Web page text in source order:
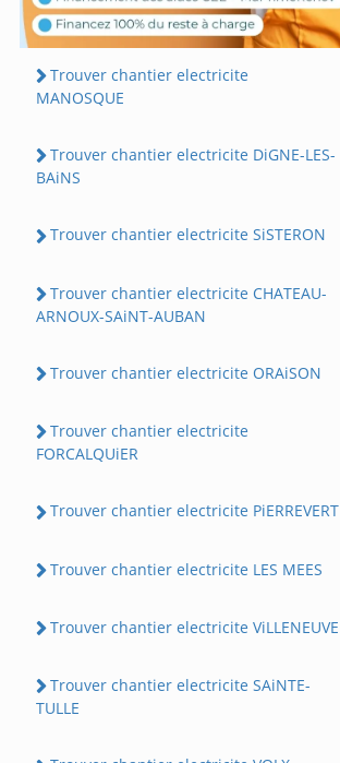
Trouver chantier electricite
MANOSQUE
Trouver chantier electricite DiGNE-LES-
BAiNS
Trouver chantier electricite SiSTERON
Trouver chantier electricite CHATEAU-
ARNOUX-SAiNT-AUBAN
Trouver chantier electricite ORAiSON
Trouver chantier electricite
FORCALQUiER
Trouver chantier electricite PiERREVERT
Trouver chantier electricite LES MEES
Trouver chantier electricite ViLLENEUVE
Trouver chantier electricite SAiNTE-
TULLE